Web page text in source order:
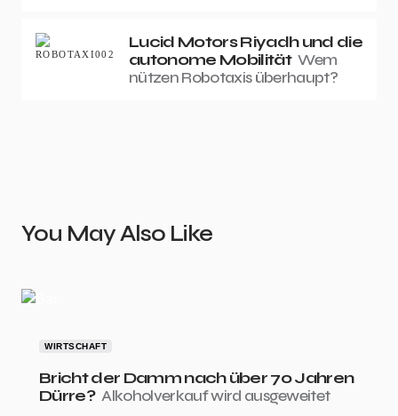
Lucid Motors Riyadh und die
autonome Mobilität Wem
nützen Robotaxis überhaupt?
You May Also Like
WIRTSCHAFT
Bricht der Damm nach über 70 Jahren
Dürre? Alkoholverkauf wird ausgeweitet